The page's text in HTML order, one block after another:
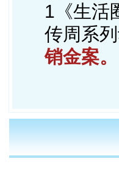
1《生活
传周系
销金案。